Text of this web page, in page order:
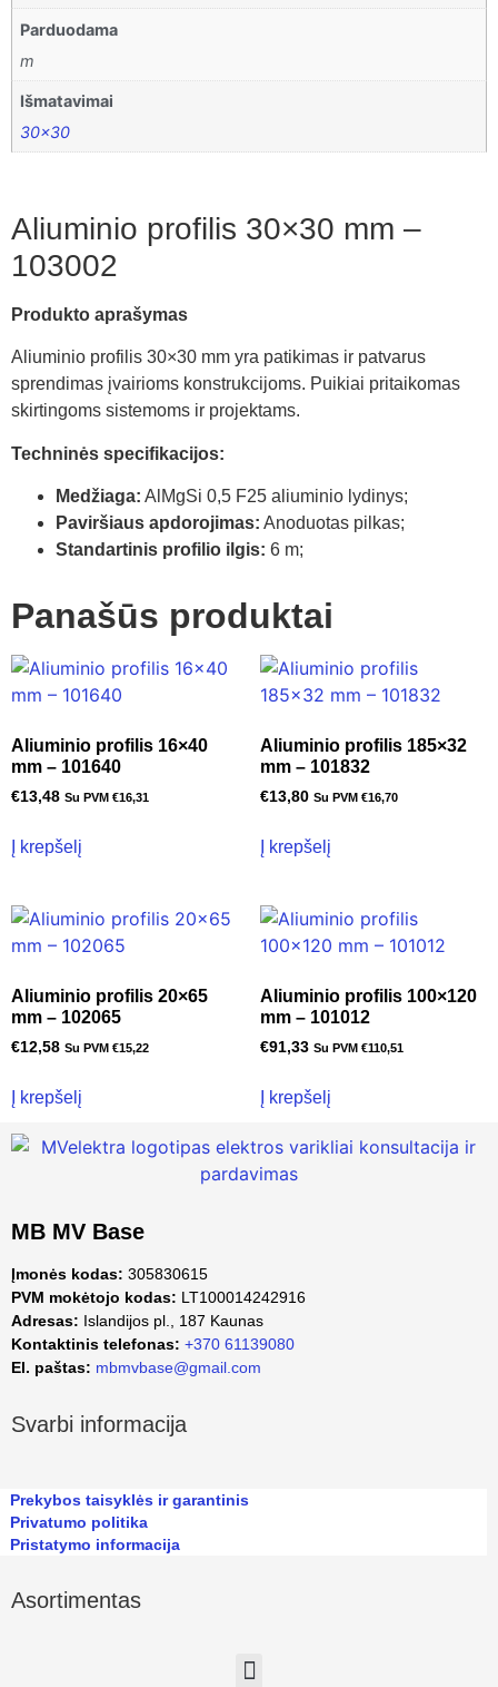
Parduodama
m
Išmatavimai
30×30
Aliuminio profilis 30×30 mm –
103002
Produkto aprašymas
Aliuminio profilis 30×30 mm yra patikimas ir patvarus
sprendimas įvairioms konstrukcijoms. Puikiai pritaikomas
skirtingoms sistemoms ir projektams.
Techninės specifikacijos:
Medžiaga: AlMgSi 0,5 F25 aliuminio lydinys;
Paviršiaus apdorojimas: Anoduotas pilkas;
Standartinis profilio ilgis: 6 m;
Panašūs produktai
Aliuminio profilis 16×40
mm – 101640
€13,48 Su PVM €16,31
Į krepšelį
Aliuminio profilis 185×32
mm – 101832
€13,80 Su PVM €16,70
Į krepšelį
Aliuminio profilis 20×65
mm – 102065
€12,58 Su PVM €15,22
Į krepšelį
Aliuminio profilis 100×120
mm – 101012
€91,33 Su PVM €110,51
Į krepšelį
MB MV Base
Įmonės kodas: 305830615
PVM mokėtojo kodas: LT100014242916
Adresas: Islandijos pl., 187 Kaunas
Kontaktinis telefonas: +370 61139080
El. paštas: mbmvbase@gmail.com
Svarbi informacija
Prekybos taisyklės ir garantinis
Privatumo politika
Pristatymo informacija
Asortimentas